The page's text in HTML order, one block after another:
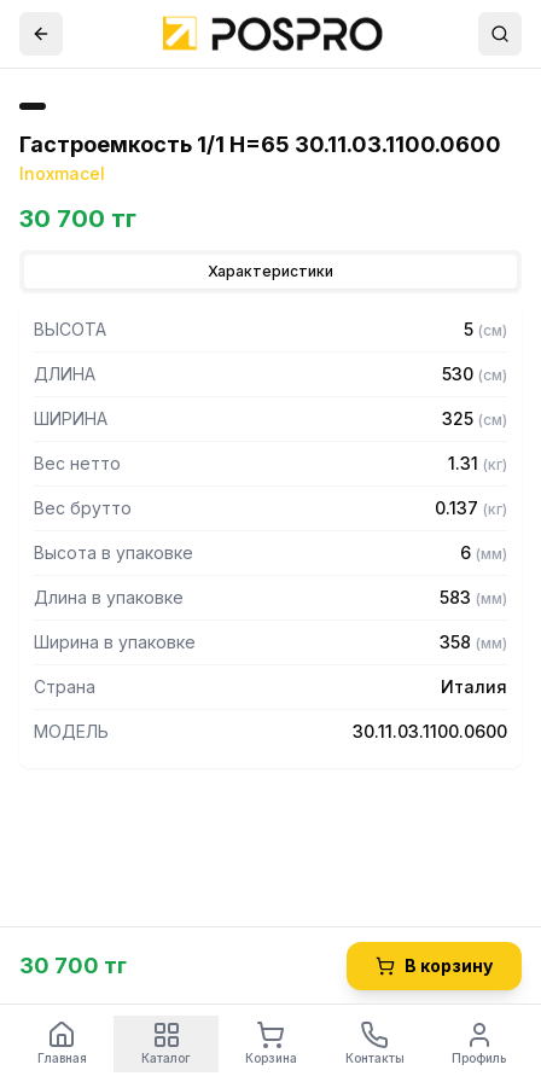
Гастроемкость 1/1 Н=65 30.11.03.1100.0600
Inoxmacel
30 700 тг
Характеристики
ВЫСОТА 5 (см)
ДЛИНА 530 (см)
ШИРИНА 325 (см)
Вес нетто 1.31 (кг)
Вес брутто 0.137 (кг)
Высота в упаковке 6 (мм)
Длина в упаковке 583 (мм)
Ширина в упаковке 358 (мм)
Страна Италия
МОДЕЛЬ 30.11.03.1100.0600
30 700 тг В корзину
Главная Каталог Корзина Контакты Профиль